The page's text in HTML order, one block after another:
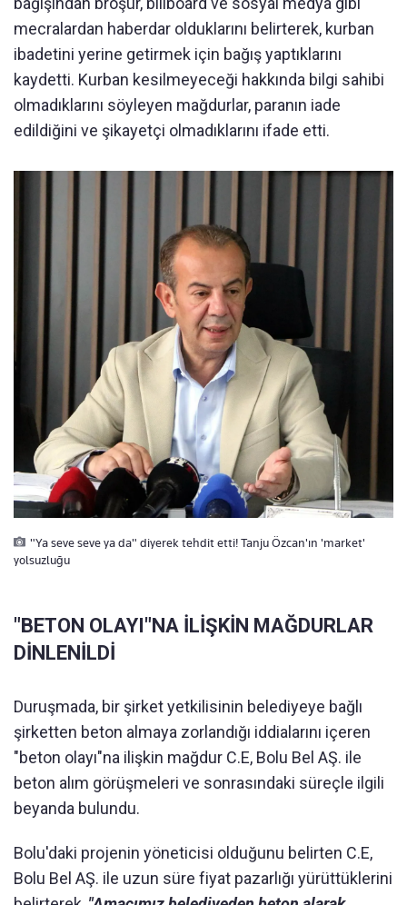
mecralardan haberdar olduklarını belirterek, kurban
ibadetini yerine getirmek için bağış yaptıklarını
kaydetti. Kurban kesilmeyeceği hakkında bilgi sahibi
olmadıklarını söyleyen mağdurlar, paranın iade
edildiğini ve şikayetçi olmadıklarını ifade etti.
"Ya seve seve ya da" diyerek tehdit etti! Tanju Özcan'ın 'market'
yolsuzluğu
"BETON OLAYI"NA İLİŞKİN MAĞDURLAR
DİNLENİLDİ
Duruşmada, bir şirket yetkilisinin belediyeye bağlı
şirketten beton almaya zorlandığı iddialarını içeren
"beton olayı"na ilişkin mağdur C.E, Bolu Bel AŞ. ile
beton alım görüşmeleri ve sonrasındaki süreçle ilgili
beyanda bulundu.
Bolu'daki projenin yöneticisi olduğunu belirten C.E,
Bolu Bel AŞ. ile uzun süre fiyat pazarlığı yürüttüklerini